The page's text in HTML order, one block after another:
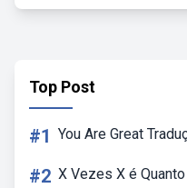
Top Post
#1 You Are Great
#2 X Vezes X é Quanto